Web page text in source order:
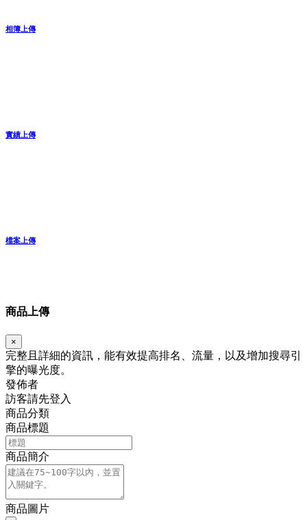
相簿上傳
實績上傳
檔案上傳
商品上傳
×
完整且詳細的資訊，能有效提高排名、流量，以及增加搜尋引
擎的曝光度。
發佈者
訪客請先登入
商品分類
商品標題
商品簡介
商品圖片